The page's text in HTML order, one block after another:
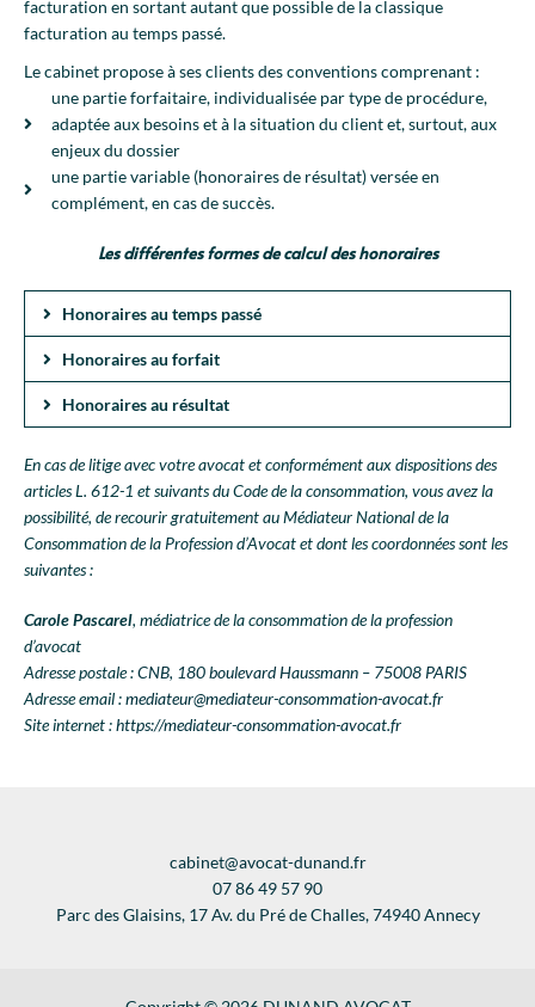
facturation en sortant autant que possible de la classique
facturation au temps passé.
Le cabinet propose à ses clients des conventions comprenant :
une partie forfaitaire, individualisée par type de procédure,
adaptée aux besoins et à la situation du client et, surtout, aux
enjeux du dossier
une partie variable (honoraires de résultat) versée en
complément, en cas de succès.
Les différentes formes de calcul des honoraires
Honoraires au temps passé
Honoraires au forfait
Honoraires au résultat
En cas de litige avec votre avocat et conformément aux dispositions des
articles L. 612-1 et suivants du Code de la consommation, vous avez la
possibilité, de recourir gratuitement au Médiateur National de la
Consommation de la Profession d’Avocat et dont les coordonnées sont les
suivantes :
Carole Pascarel, médiatrice de la consommation de la profession
d’avocat
Adresse postale :CNB, 180 boulevard Haussmann – 75008 PARIS
Adresse email :mediateur@mediateur-consommation-avocat.fr
Site internet :https://mediateur-consommation-avocat.fr
cabinet@avocat-dunand.fr
07 86 49 57 90
Parc des Glaisins, 17 Av. du Pré de Challes, 74940 Annecy